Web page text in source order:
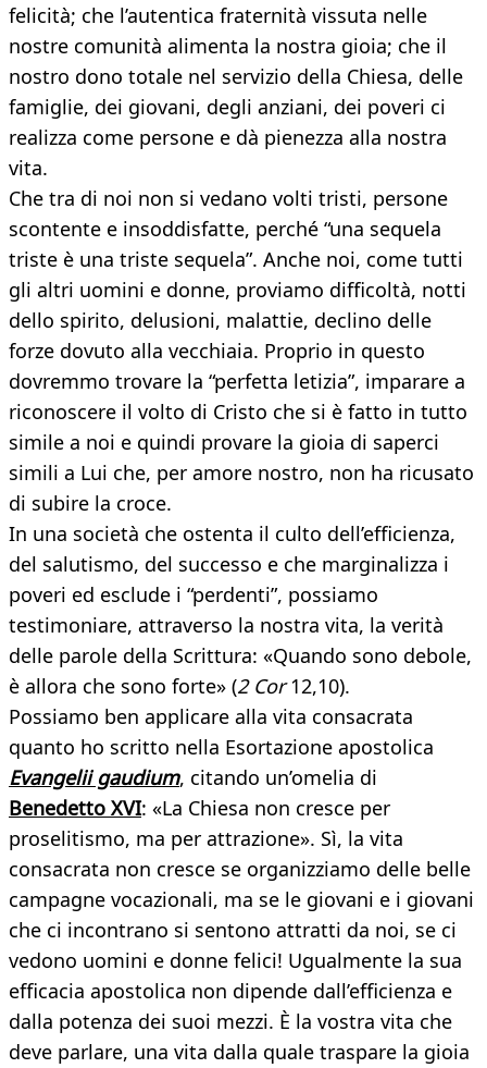
felicità; che l’autentica fraternità vissuta nelle
nostre comunità alimenta la nostra gioia; che il
nostro dono totale nel servizio della Chiesa, delle
famiglie, dei giovani, degli anziani, dei poveri ci
realizza come persone e dà pienezza alla nostra
vita.
Che tra di noi non si vedano volti tristi, persone
scontente e insoddisfatte, perché “una sequela
triste è una triste sequela”. Anche noi, come tutti
gli altri uomini e donne, proviamo difficoltà, notti
dello spirito, delusioni, malattie, declino delle
forze dovuto alla vecchiaia. Proprio in questo
dovremmo trovare la “perfetta letizia”, imparare a
riconoscere il volto di Cristo che si è fatto in tutto
simile a noi e quindi provare la gioia di saperci
simili a Lui che, per amore nostro, non ha ricusato
di subire la croce.
In una società che ostenta il culto dell’efficienza,
del salutismo, del successo e che marginalizza i
poveri ed esclude i “perdenti”, possiamo
testimoniare, attraverso la nostra vita, la verità
delle parole della Scrittura: «Quando sono debole,
è allora che sono forte» (2 Cor12,10).
Possiamo ben applicare alla vita consacrata
quanto ho scritto nella Esortazione apostolica
Evangelii gaudium, citando un’omelia di
Benedetto XVI: «La Chiesa non cresce per
proselitismo, ma per attrazione». Sì, la vita
consacrata non cresce se organizziamo delle belle
campagne vocazionali, ma se le giovani e i giovani
che ci incontrano si sentono attratti da noi, se ci
vedono uomini e donne felici! Ugualmente la sua
efficacia apostolica non dipende dall’efficienza e
dalla potenza dei suoi mezzi. È la vostra vita che
deve parlare, una vita dalla quale traspare la gioia